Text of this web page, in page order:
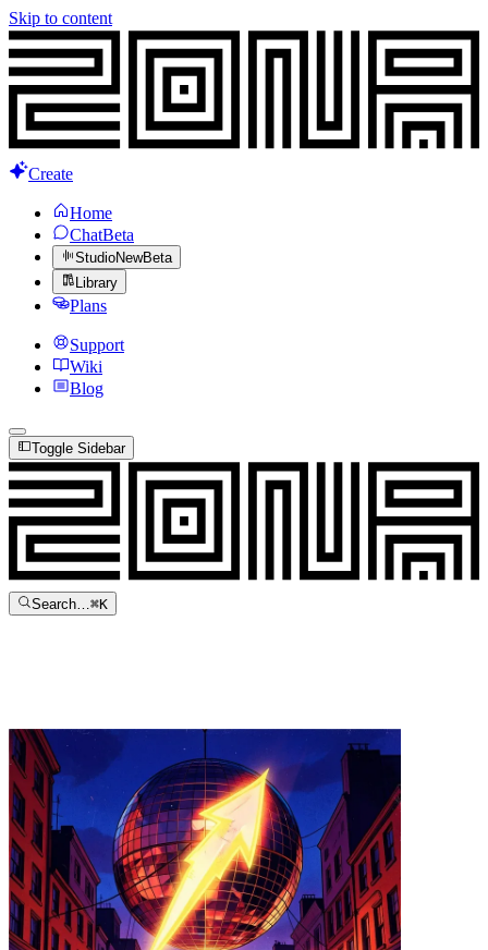
Skip to content
Create
Home
ChatBeta
StudioNewBeta
Library
Plans
Support
Wiki
Blog
Toggle Sidebar
Search…⌘K